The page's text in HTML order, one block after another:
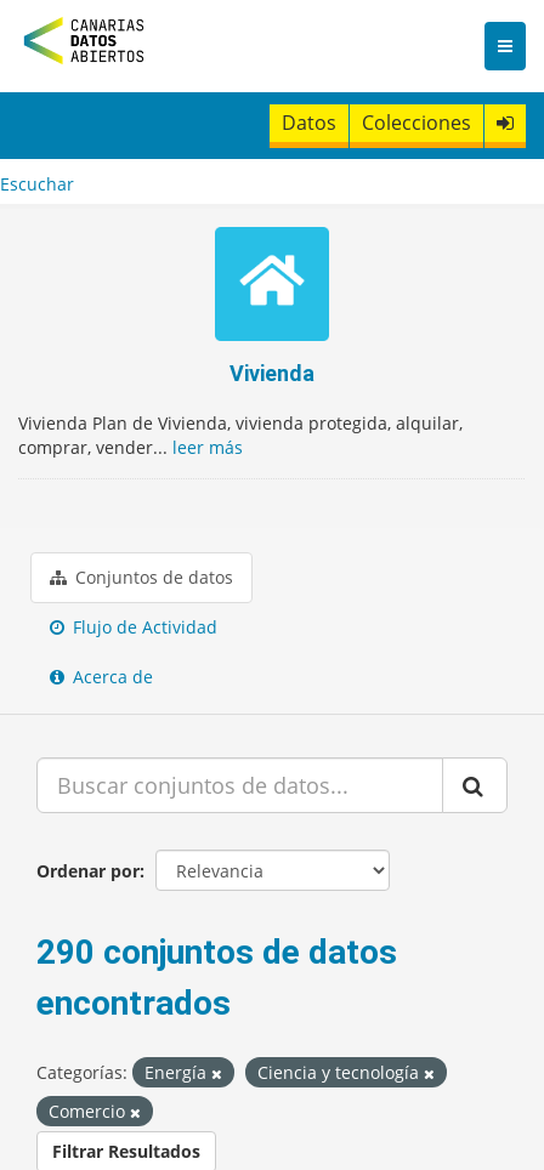
n
t
Datos Colecciones
Escuchar
Vivienda
Vivienda Plan de Vivienda, vivienda protegida, alquilar,
comprar, vender... leer más
Conjuntos de datos
Flujo de Actividad
Acerca de
Ordenar por
290 conjuntos de datos
encontrados
Categorías: Energía
Ciencia y tecnología
Comercio
Filtrar Resultados